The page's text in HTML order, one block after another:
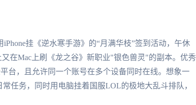
挂《逆水寒手游》的“月满华枝”签到活动，午休
在Mac上刷《龙之谷》新职业"银色兽灵"的副本。优秀
台，且允许同一个账号在多个设备同时在线。想象一
任务，同时用电脑挂着国服LOL的极地大乱斗排队，